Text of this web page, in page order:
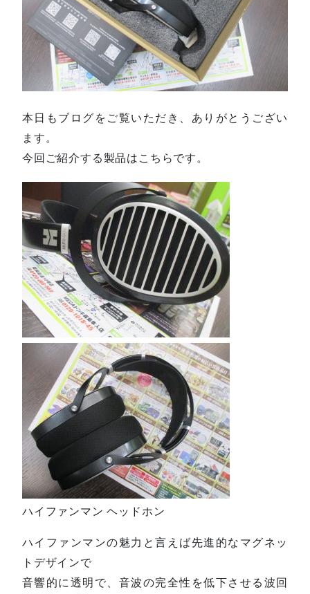
本日もブログをご覧いただき、ありがとうござい
ます。
今回ご紹介する製品はこちらです。
ハイファンマン ヘッドホン
ハイファンマンの魅力と言えば先進的なマグネッ
トデザインで
音響的に透明で、音波の完全性を低下させる波回